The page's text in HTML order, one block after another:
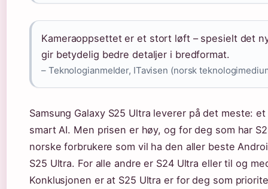
Kameraoppsettet er et stort løft – spesielt det
gir betydelig bedre detaljer i bredformat.
– Teknologianmelder, ITavisen (norsk
Samsung Galaxy S25 Ultra leverer på det meste:
smart AI. Men prisen er høy, og for deg som har
norske forbrukere som vil ha den aller beste
S25 Ultra. For alle andre er S24 Ultra eller til og
Konklusjonen er at S25 Ultra er for deg som